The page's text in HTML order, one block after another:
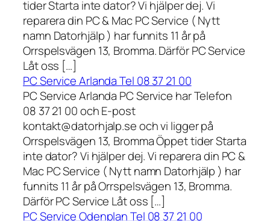
tider Starta inte dator? Vi hjälper dej. Vi
reparera din PC & Mac PC Service ( Nytt
namn Datorhjälp ) har funnits 11 år på
Orrspelsvägen 13, Bromma. Därför PC Service
Låt oss […]
PC Service Arlanda Tel 08 37 21 00
PC Service Arlanda PC Service har Telefon
08 37 21 00 och E-post
kontakt@datorhjalp.se och vi ligger på
Orrspelsvägen 13, Bromma Öppet tider Starta
inte dator? Vi hjälper dej. Vi reparera din PC &
Mac PC Service ( Nytt namn Datorhjälp ) har
funnits 11 år på Orrspelsvägen 13, Bromma.
Därför PC Service Låt oss […]
PC Service Odenplan Tel 08 37 21 00